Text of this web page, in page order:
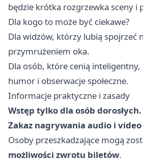
będzie krótka rozgrzewka sceny i
Dla kogo to może być ciekawe?
Dla widzów, którzy lubią spojrzeć
przymrużeniem oka.
Dla osób, które cenią
humor i obserwacje społeczne.
Informacje praktyczne i zasady
Wstęp tylko dla osób dorosłych.
Zakaz nagrywania audio i video
Osoby przeszkadzające mogą
możliwości zwrotu biletów.